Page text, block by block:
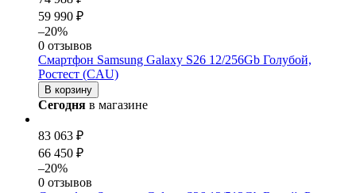
59 990 ₽
–20%
0 отзывов
Смартфон Samsung Galaxy S26 12/256Gb Голубой,
Ростест (CAU)
В корзину
Сегодня в магазине
83 063 ₽
66 450 ₽
–20%
0 отзывов